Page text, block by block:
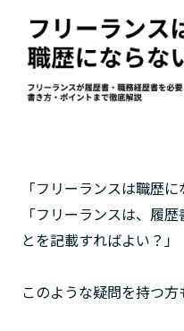
「フリーランスは職歴
「フリーランスは、履
とを記載すればよい？」
このような疑問を持つ方